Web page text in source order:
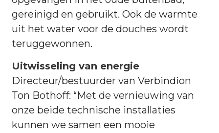
gereinigd en gebruikt. Ook de warmte
uit het water voor de douches wordt
teruggewonnen.
Uitwisseling van energie
Directeur/bestuurder van Verbindion
Ton Bothoff: “Met de vernieuwing van
onze beide technische installaties
kunnen we samen een mooie